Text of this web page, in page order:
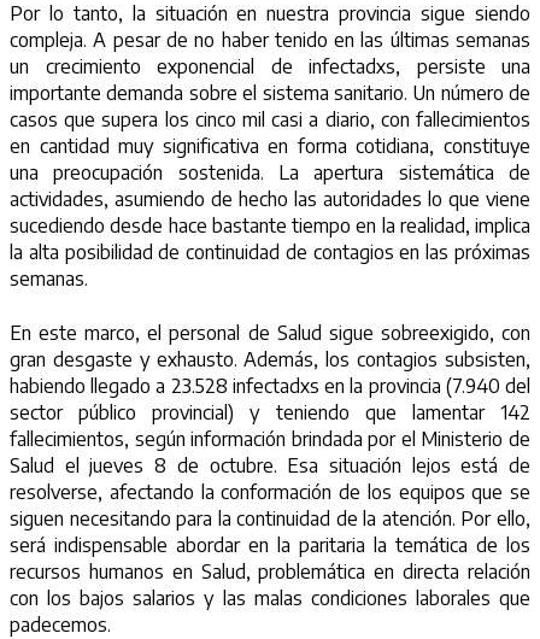
Por lo tanto, la situación en nuestra provincia sigue siendo
compleja. A pesar de no haber tenido en las últimas semanas
un crecimiento exponencial de infectadxs, persiste una
importante demanda sobre el sistema sanitario. Un número de
casos que supera los cinco mil casi a diario, con fallecimientos
en cantidad muy significativa en forma cotidiana, constituye
una preocupación sostenida. La apertura sistemática de
actividades, asumiendo de hecho las autoridades lo que viene
sucediendo desde hace bastante tiempo en la realidad, implica
la alta posibilidad de continuidad de contagios en las próximas
semanas.
En este marco, el personal de Salud sigue sobreexigido, con
gran desgaste y exhausto. Además, los contagios subsisten,
habiendo llegado a 23.528 infectadxs en la provincia (7.940 del
sector público provincial) y teniendo que lamentar 142
fallecimientos, según información brindada por el Ministerio de
Salud el jueves 8 de octubre. Esa situación lejos está de
resolverse, afectando la conformación de los equipos que se
siguen necesitando para la continuidad de la atención. Por ello,
será indispensable abordar en la paritaria la temática de los
recursos humanos en Salud, problemática en directa relación
con los bajos salarios y las malas condiciones laborales que
padecemos.